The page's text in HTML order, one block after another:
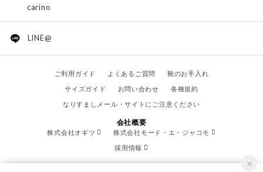
carino
LINE@
ご利用ガイド よくあるご質問
靴のお手入れ
サイズガイド
お問い合わせ
各種規約
なりすましメール・サイトにご注意ください
会社概要
株式会社オギツ
株式会社モード・エ・ジャコモ
採用情報